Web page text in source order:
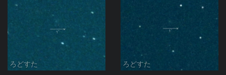
ろどすた ろどすた